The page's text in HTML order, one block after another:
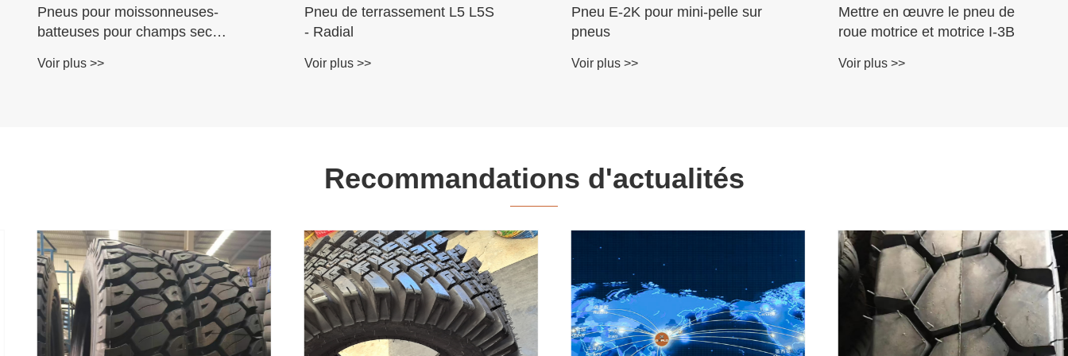
Mini Wheel Excavator E-2y
Tire
Voir plus >>
Pneus i-3k véhicule tout-
terrain
Voir plus >>
Pneus pour moissonneuses-
batteuses pour champs secs
Voir plus >>
Pneu de terrassement L5 L5S
- Radial
Voir plus >>
Recommandations d'actualités